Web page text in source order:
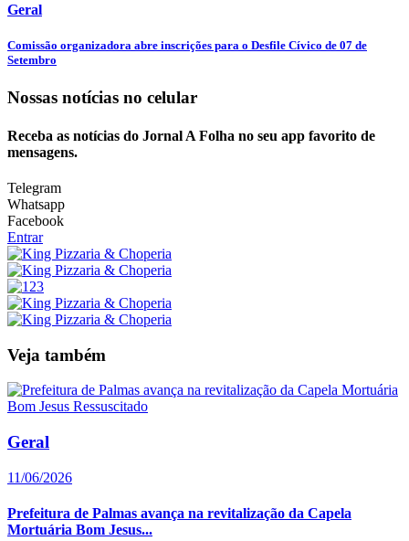
Geral
Comissão organizadora abre inscrições para o Desfile Cívico de 07 de
Setembro
Nossas notícias no celular
Receba as notícias do Jornal A Folha no seu app favorito de
mensagens.
Telegram
Whatsapp
Facebook
Entrar
Veja também
Geral
11/06/2026
Prefeitura de Palmas avança na revitalização da Capela
Mortuária Bom Jesus...